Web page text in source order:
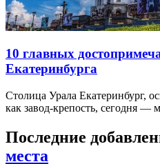
10 главных
Екатеринбурга
Столица Урала Екатеринбург,
как завод-крепость, сегодня
Последние
места